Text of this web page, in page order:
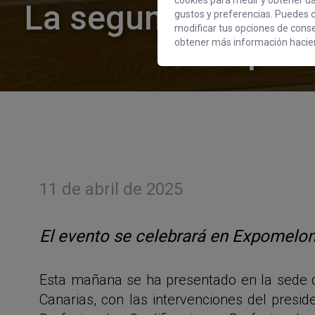
La segunda
se ha
11 de abril de 2025
El evento se celebrará en
Esta mañana se ha presentado en la
Canarias, con las intervenciones del
gustos y preferencias. Puedes
modificar tus opciones de
obtener más información